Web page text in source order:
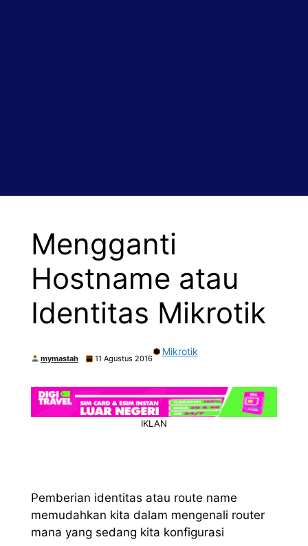
Mengganti
Hostname atau
Identitas Mikrotik
mymastah 11 Agustus 2016
Mikrotik
IKLAN
Pemberian identitas atau route name
memudahkan kita dalam mengenali router
mana yang sedang kita konfigurasi